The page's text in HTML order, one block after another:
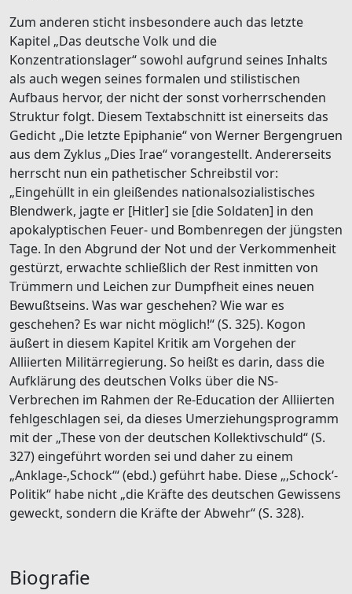
Zum anderen sticht insbesondere auch das letzte
Kapitel „Das deutsche Volk und die
Konzentrationslager“ sowohl aufgrund seines Inhalts
als auch wegen seines formalen und stilistischen
Aufbaus hervor, der nicht der sonst vorherrschenden
Struktur folgt. Diesem Textabschnitt ist einerseits das
Gedicht „Die letzte Epiphanie“ von Werner Bergengruen
aus dem Zyklus „Dies Irae“ vorangestellt. Andererseits
herrscht nun ein pathetischer Schreibstil vor:
„Eingehüllt in ein gleißendes nationalsozialistisches
Blendwerk, jagte er [Hitler] sie [die Soldaten] in den
apokalyptischen Feuer- und Bombenregen der jüngsten
Tage. In den Abgrund der Not und der Verkommenheit
gestürzt, erwachte schließlich der Rest inmitten von
Trümmern und Leichen zur Dumpfheit eines neuen
Bewußtseins. Was war geschehen? Wie war es
geschehen? Es war nicht möglich!“ (S. 325). Kogon
äußert in diesem Kapitel Kritik am Vorgehen der
Alliierten Militärregierung. So heißt es darin, dass die
Aufklärung des deutschen Volks über die NS-
Verbrechen im Rahmen der Re-Education der Alliierten
fehlgeschlagen sei, da dieses Umerziehungsprogramm
mit der „These von der deutschen Kollektivschuld“ (S.
327) eingeführt worden sei und daher zu einem
„Anklage-‚Schock‘“ (ebd.) geführt habe. Diese „‚Schock‘-
Politik“ habe nicht „die Kräfte des deutschen Gewissens
geweckt, sondern die Kräfte der Abwehr“ (S. 328).
Biografie